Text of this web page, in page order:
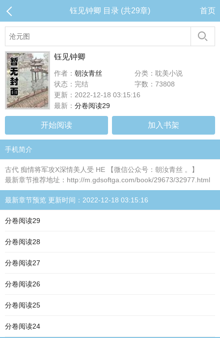
钰见钟卿 目录 (共29章) 首页
钰见钟卿
作者： 朝汝青丝
分类：耽美小说
状态：完结
字数：73808
更新：2022-12-18 03:15:16
最新： 分卷阅读29
开始阅读 加入书架
手机简介
古代 痴情将军攻X深情美人受 HE 【微信公众号：朝汝青丝 。】
最新章节推荐地址：http://m.gdsoftga.com/book/29673/32977.html
最新章节预览 更新时间：2022-12-18 03:15:16
分卷阅读29
分卷阅读28
分卷阅读27
分卷阅读26
分卷阅读25
分卷阅读24